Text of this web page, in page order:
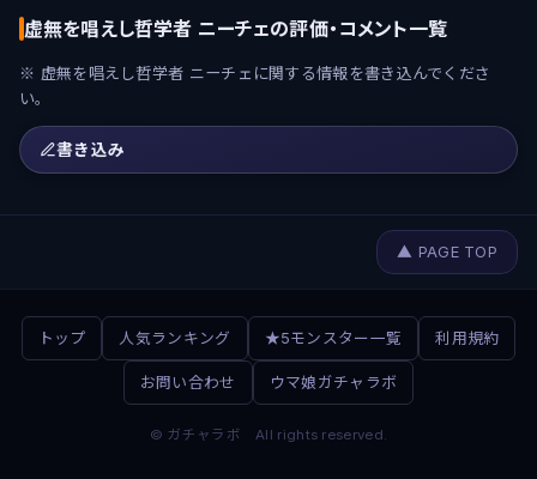
虚無を唱えし哲学者 ニーチェの評価・コメント一覧
※ 虚無を唱えし哲学者 ニーチェに関する情報を書き込んでくださ
い。
書き込み
▲ PAGE TOP
トップ 人気ランキング ★5モンスター一覧 利用規約
お問い合わせ ウマ娘ガチャラボ
© ガチャラボ All rights reserved.